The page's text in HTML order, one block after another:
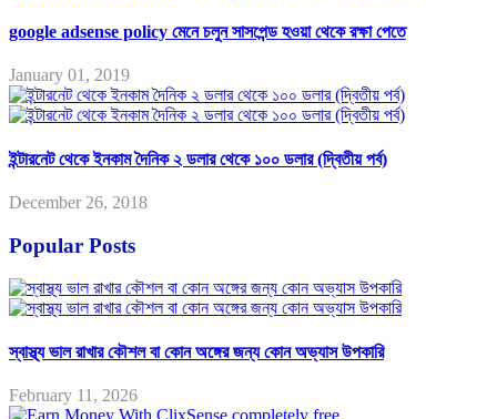
google adsense policy মেনে চলুন সাসপেন্ড হওয়া থেকে রক্ষা পেতে
January 01, 2019
ইন্টারনেট থেকে ইনকাম দৈনিক ২ ডলার থেকে ১০০ ডলার (দ্বিতীয় পর্ব)
December 26, 2018
Popular Posts
স্বাস্থ্য ভাল রাখার কৌশল বা কোন অঙ্গের জন্য কোন অভ্যাস উপকারি
February 11, 2026